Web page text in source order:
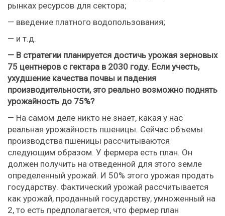
рынках ресурсов для сектора;
— введение платного водопользования;
— и т.д.
— В стратегии планируется достичь урожая зерновых
75 центнеров с гектара в 2030 году. Если учесть,
ухудшение качества почвы и падения
производительности, это реально возможно поднять
урожайность до 75%?
— На самом деле никто не знает, какая у нас
реальная урожайность пшеницы. Сейчас объемы
производства пшеницы рассчитываются
следующим образом. У фермера есть план. Он
должен получить на отведенной для этого земле
определенный урожай. И 50% этого урожая продать
государству. Фактический урожай рассчитывается
как урожай, проданный государству, умноженный на
2, то есть предполагается, что фермер план